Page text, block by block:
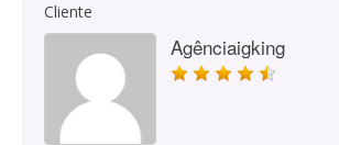
Cliente
Agênciaigking